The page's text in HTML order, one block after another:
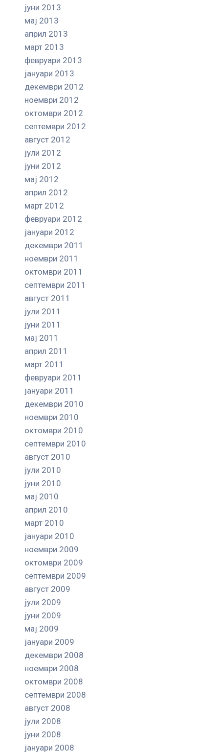
јуни 2013
мај 2013
април 2013
март 2013
февруари 2013
јануари 2013
декември 2012
ноември 2012
октомври 2012
септември 2012
август 2012
јули 2012
јуни 2012
мај 2012
април 2012
март 2012
февруари 2012
јануари 2012
декември 2011
ноември 2011
октомври 2011
септември 2011
август 2011
јули 2011
јуни 2011
мај 2011
април 2011
март 2011
февруари 2011
јануари 2011
декември 2010
ноември 2010
октомври 2010
септември 2010
август 2010
јули 2010
јуни 2010
мај 2010
април 2010
март 2010
јануари 2010
ноември 2009
октомври 2009
септември 2009
август 2009
јули 2009
јуни 2009
мај 2009
јануари 2009
декември 2008
ноември 2008
октомври 2008
септември 2008
август 2008
јули 2008
јуни 2008
јануари 2008